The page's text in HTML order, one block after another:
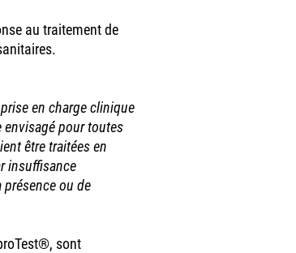
au traitement de
en charge clinique
envisagé pour toutes
être traitées en
insuffisance
ou de
sont